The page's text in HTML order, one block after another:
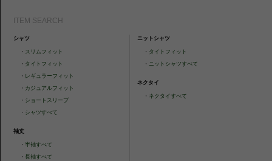
ITEM SEARCH
シャツ
・ スリムフィット
・ タイトフィット
・ レギュラーフィット
・ カジュアルフィット
・ ショートスリーブ
・ シャツすべて
袖丈
・半袖すべて
・長袖すべて
ニットシャツ
・ タイトフィット
・ ニットシャツすべて
ネクタイ
・ ネクタイすべて